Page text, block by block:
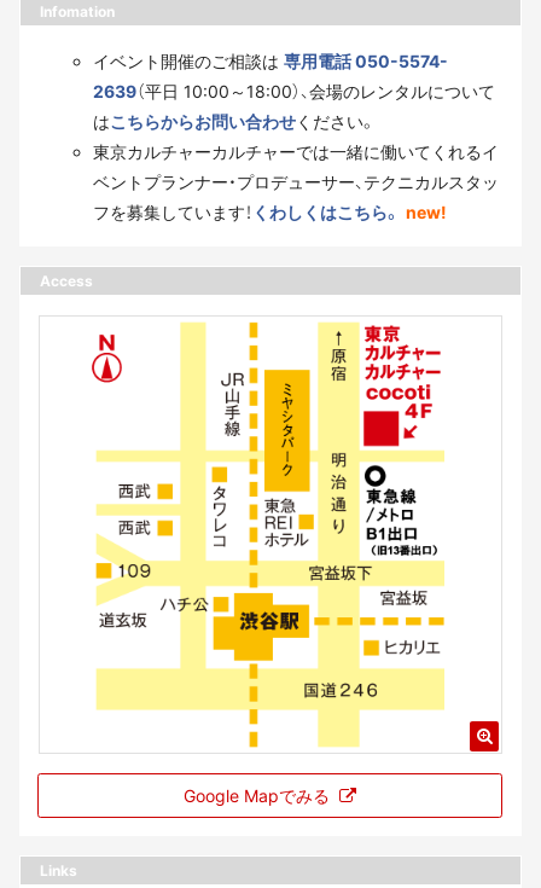
Infomation
イベント開催のご相談は 専用電話 050-5574-
2639（平日 10:00～18:00）、会場のレンタルについて
はこちらからお問い合わせください。
東京カルチャーカルチャーでは一緒に働いてくれるイ
ベントプランナー・プロデューサー、テクニカルスタッ
フを募集しています！ くわしくはこちら。 new!
Access
Google Mapでみる
Links